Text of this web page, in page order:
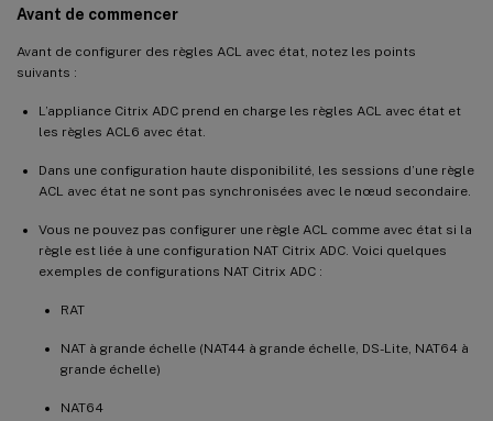
Avant de commencer
Avant de configurer des règles ACL avec état, notez les points
suivants :
L’appliance Citrix ADC prend en charge les règles ACL avec état et
les règles ACL6 avec état.
Dans une configuration haute disponibilité, les sessions d’une règle
ACL avec état ne sont pas synchronisées avec le nœud secondaire.
Vous ne pouvez pas configurer une règle ACL comme avec état si la
règle est liée à une configuration NAT Citrix ADC. Voici quelques
exemples de configurations NAT Citrix ADC :
RAT
NAT à grande échelle (NAT44 à grande échelle, DS-Lite, NAT64 à
grande échelle)
NAT64